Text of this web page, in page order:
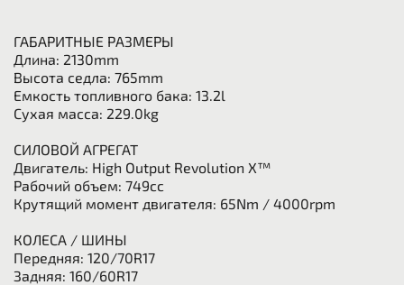
ГАБАРИТНЫЕ РАЗМЕРЫ
Длина: 2130mm
Высота седла: 765mm
Емкость топливного бака: 13.2l
Сухая масса: 229.0kg
СИЛОВОЙ АГРЕГАТ
Двигатель: High Output Revolution X™
Рабочий объем: 749cc
Крутящий момент двигателя: 65Nm / 4000rpm
КОЛЕСА / ШИНЫ
Передняя: 120/70R17
Задняя: 160/60R17